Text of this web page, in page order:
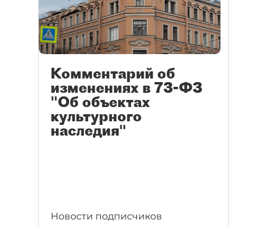
Комментарий об
изменениях в 73-ФЗ
"Об объектах
культурного
наследия"
Новости подписчиков